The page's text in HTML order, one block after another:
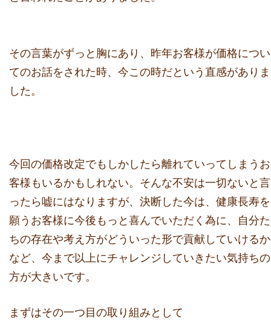
その言葉がずっと胸にあり、 昨年お客様が価格につい
てのお話をされた時、 今この時だという直感がありま
した。
今回の価格改定でもしかしたら離れていってしまうお
客様もいるかもしれない。そんな不安は一切ないと言
ったら嘘にはなりますが、 決断した今は、健康長寿を
願うお客様に今後もっと喜んでいただく為に、自分た
ちの存在や考え方がどういった形で貢献していけるか
など、今まで以上にチャレンジしていきたい気持ちの
方が大きいです。
まずはその一つ目の取り組みとして